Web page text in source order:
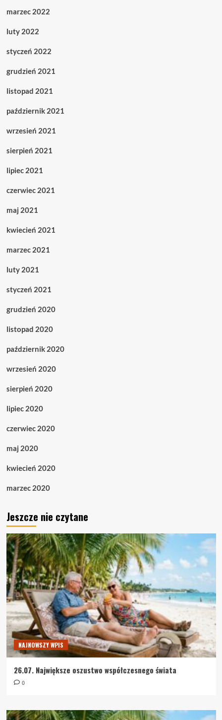
marzec 2022
luty 2022
styczeń 2022
grudzień 2021
listopad 2021
październik 2021
wrzesień 2021
sierpień 2021
lipiec 2021
czerwiec 2021
maj 2021
kwiecień 2021
marzec 2021
luty 2021
styczeń 2021
grudzień 2020
listopad 2020
październik 2020
wrzesień 2020
sierpień 2020
lipiec 2020
czerwiec 2020
maj 2020
kwiecień 2020
marzec 2020
Jeszcze nie czytane
NAJNOWSZY WPIS
26.07. Największe oszustwo współczesnego świata
0